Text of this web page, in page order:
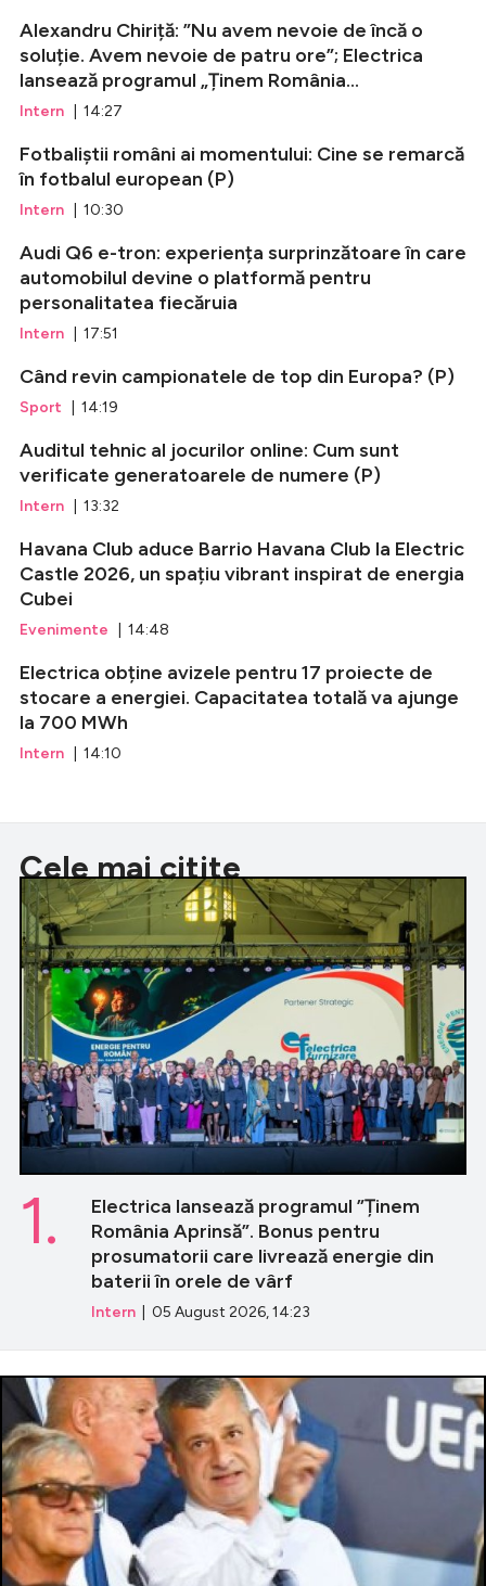
Alexandru Chiriță: ”Nu avem nevoie de încă o
soluție. Avem nevoie de patru ore”; Electrica
lansează programul „Ținem România...
Intern | 14:27
Fotbaliștii români ai momentului: Cine se remarcă
în fotbalul european (P)
Intern | 10:30
Audi Q6 e-tron: experiența surprinzătoare în care
automobilul devine o platformă pentru
personalitatea fiecăruia
Intern | 17:51
Când revin campionatele de top din Europa? (P)
Sport | 14:19
Auditul tehnic al jocurilor online: Cum sunt
verificate generatoarele de numere (P)
Intern | 13:32
Havana Club aduce Barrio Havana Club la Electric
Castle 2026, un spațiu vibrant inspirat de energia
Cubei
Evenimente | 14:48
Electrica obține avizele pentru 17 proiecte de
stocare a energiei. Capacitatea totală va ajunge
la 700 MWh
Intern | 14:10
Cele mai citite
Electrica lansează programul ”Ținem
România Aprinsă”. Bonus pentru
prosumatorii care livrează energie din
baterii în orele de vârf
Intern | 05 August 2026, 14:23
1.